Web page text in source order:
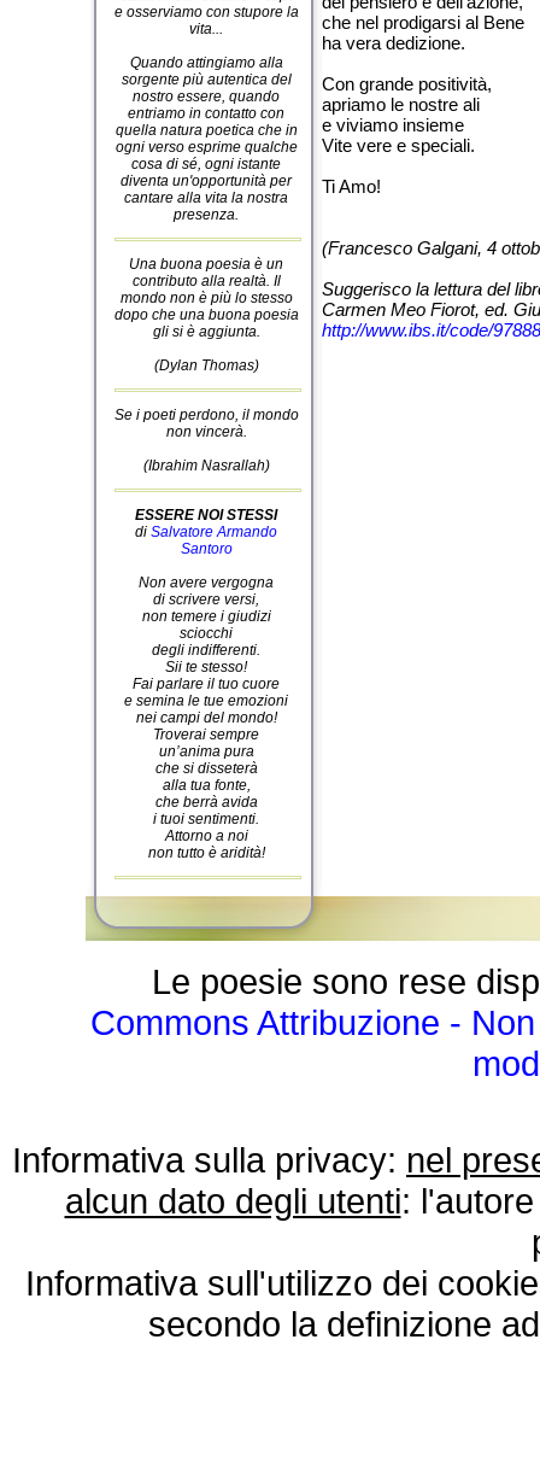
e osserviamo con stupore la
vita...
Quando attingiamo alla
sorgente più autentica del
nostro essere, quando
entriamo in contatto con
quella natura poetica che in
ogni verso esprime qualche
cosa di sé, ogni istante
diventa un'opportunità per
cantare alla vita la nostra
presenza.
Una buona poesia è un
contributo alla realtà. Il
mondo non è più lo stesso
dopo che una buona poesia
gli si è aggiunta.
(Dylan Thomas)
Se i poeti perdono, il mondo
non vincerà.
(Ibrahim Nasrallah)
ESSERE NOI STESSI
di Salvatore Armando
Santoro
Non avere vergogna
di scrivere versi,
non temere i giudizi
sciocchi
degli indifferenti.
Sii te stesso!
Fai parlare il tuo cuore
e semina le tue emozioni
nei campi del mondo!
Troverai sempre
un’anima pura
che si disseterà
alla tua fonte,
che berrà avida
i tuoi sentimenti.
Attorno a noi
non tutto è aridità!
che nel prodigarsi al Bene
ha vera dedizione.
Con grande positività,
apriamo le nostre ali
e viviamo insieme
Vite vere e speciali.
Ti Amo!
(Francesco Galgani, 4
Suggerisco la lettura del
Carmen Meo Fiorot, ed.
http://www.ibs.it/code/
Le poesie sono rese
Commons Attribuzione -
Informativa sulla privacy: nel
alcun dato degli utenti:
Informativa sull'utilizzo dei
secondo la definizione